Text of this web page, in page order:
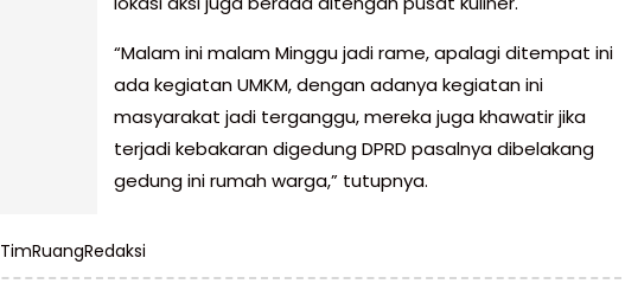
“Malam ini malam Minggu jadi rame, apalagi ditempat ini
ada kegiatan UMKM, dengan adanya kegiatan ini
masyarakat jadi terganggu, mereka juga khawatir jika
terjadi kebakaran digedung DPRD pasalnya dibelakang
gedung ini rumah warga,” tutupnya.
TimRuangRedaksi